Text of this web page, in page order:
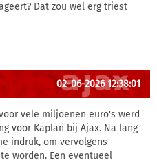
Dat zou wel erg triest
02-06-2026 12:38:01
vele miljoenen euro's werd
voor Kaplan bij Ajax. Na lang
indruk, om vervolgens
worden. Een eventueel